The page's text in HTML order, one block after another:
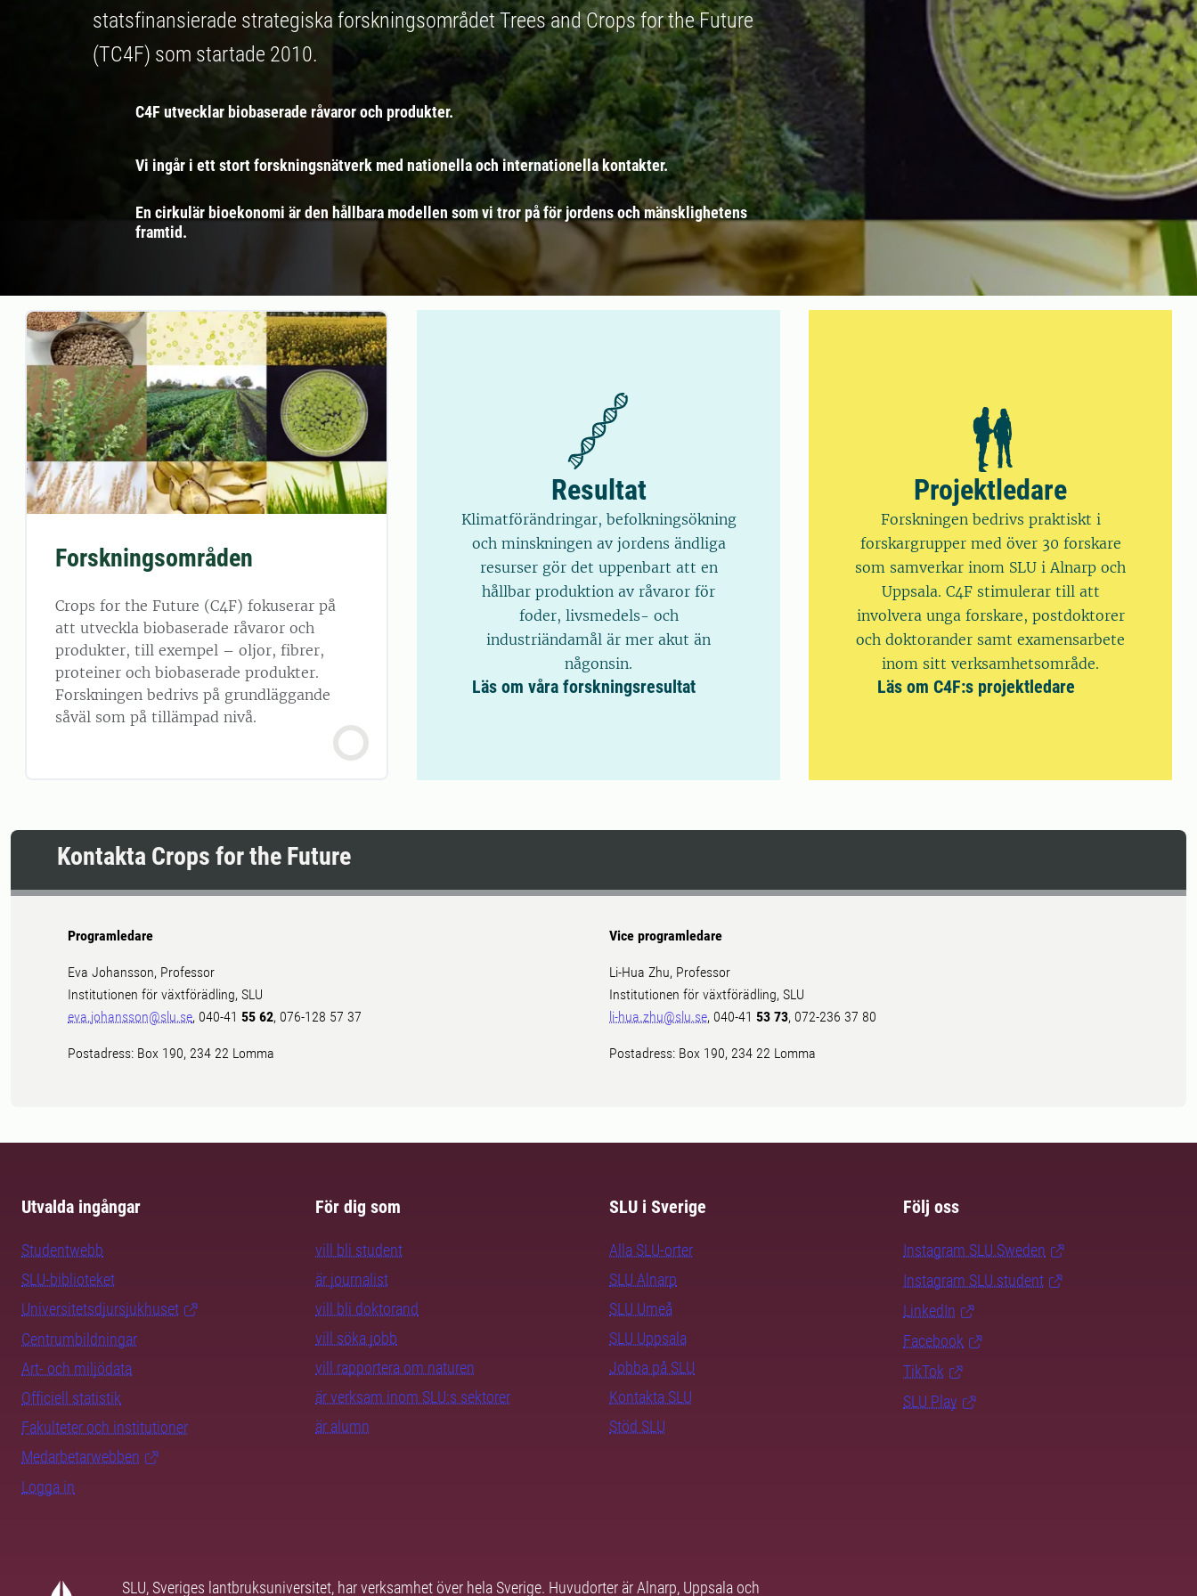
statsfinansierade strategiska forskningsområdet Trees and Crops for the Future
(TC4F) som startade 2010.
C4F utvecklar biobaserade råvaror och produkter.
Vi ingår i ett stort forskningsnätverk med nationella och internationella kontakter.
En cirkulär bioekonomi är den hållbara modellen som vi tror på för jordens och mänsklighetens
framtid.
Forskningsområden
Crops for the Future (C4F) fokuserar på
att utveckla biobaserade råvaror och
produkter, till exempel – oljor, fibrer,
proteiner och biobaserade produkter.
Forskningen bedrivs på grundläggande
såväl som på tillämpad nivå.
Resultat
Klimatförändringar, befolkningsökning
och minskningen av jordens ändliga
resurser gör det uppenbart att en
hållbar produktion av råvaror för
foder, livsmedels- och
industriändamål är mer akut än
någonsin.
Läs om våra forskningsresultat
Projektledare
Forskningen bedrivs praktiskt i
forskargrupper med över 30 forskare
som samverkar inom SLU i Alnarp och
Uppsala. C4F stimulerar till att
involvera unga forskare, postdoktorer
och doktorander samt examensarbete
inom sitt verksamhetsområde.
Läs om C4F:s projektledare
Kontakta Crops for the Future
Programledare
Eva Johansson, Professor
Institutionen för växtförädling, SLU
eva.johansson@slu.se, 040-41 55 62, 076-128 57 37
Postadress: Box 190, 234 22 Lomma
Vice programledare
Li-Hua Zhu, Professor
Institutionen för växtförädling, SLU
li-hua.zhu@slu.se, 040-41 53 73, 072-236 37 80
Postadress: Box 190, 234 22 Lomma
Utvalda ingångar
Studentwebb
SLU-biblioteket
Universitetsdjursjukhuset
Centrumbildningar
Art- och miljödata
Officiell statistik
Fakulteter och institutioner
Medarbetarwebben
Logga in
För dig som
vill bli student
är journalist
vill bli doktorand
vill söka jobb
vill rapportera om naturen
är verksam inom SLU:s sektorer
är alumn
SLU i Sverige
Alla SLU-orter
SLU Alnarp
SLU Umeå
SLU Uppsala
Jobba på SLU
Kontakta SLU
Stöd SLU
Följ oss
Instagram SLU.Sweden
Instagram SLU.student
LinkedIn
Facebook
TikTok
SLU Play
SLU, Sveriges lantbruksuniversitet, har verksamhet över hela Sverige. Huvudorter är Alnarp, Uppsala och